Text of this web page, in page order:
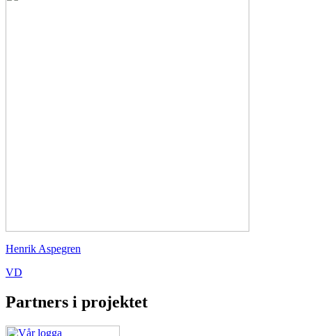
Henrik Aspegren
VD
Partners i projektet